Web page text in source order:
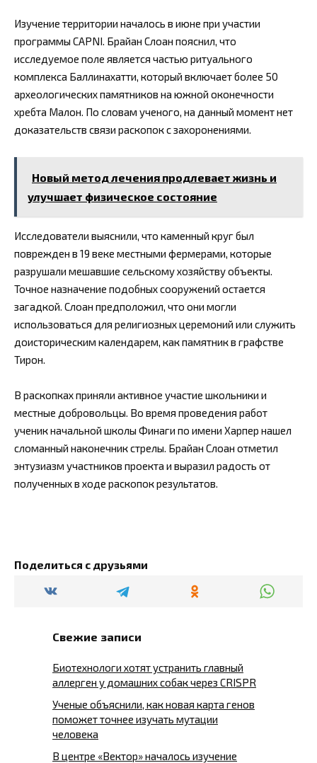
Изучение территории началось в июне при участии
программы CAPNI. Брайан Слоан пояснил, что
исследуемое поле является частью ритуального
комплекса Баллинахатти, который включает более 50
археологических памятников на южной оконечности
хребта Малон. По словам ученого, на данный момент нет
доказательств связи раскопок с захоронениями.
Новый метод лечения продлевает жизнь и
улучшает физическое состояние
Исследователи выяснили, что каменный круг был
поврежден в 19 веке местными фермерами, которые
разрушали мешавшие сельскому хозяйству объекты.
Точное назначение подобных сооружений остается
загадкой. Слоан предположил, что они могли
использоваться для религиозных церемоний или служить
доисторическим календарем, как памятник в графстве
Тирон.
В раскопках приняли активное участие школьники и
местные добровольцы. Во время проведения работ
ученик начальной школы Финаги по имени Харпер нашел
сломанный наконечник стрелы. Брайан Слоан отметил
энтузиазм участников проекта и выразил радость от
полученных в ходе раскопок результатов.
Поделиться с друзьями
Свежие записи
Биотехнологи хотят устранить главный
аллерген у домашних собак через CRISPR
Ученые объяснили, как новая карта генов
поможет точнее изучать мутации
человека
В центре «Вектор» началось изучение